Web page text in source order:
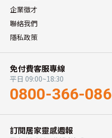
企業徵才
聯絡我們
隱私政策
免付費客服專線
平日 09:00~18:30
0800-366-086
訂閱居家靈感週報